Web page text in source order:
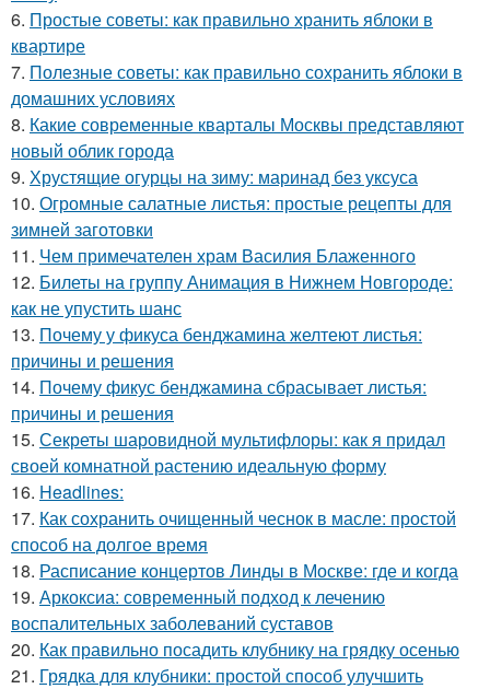
6. Простые советы: как правильно хранить яблоки в
квартире
7. Полезные советы: как правильно сохранить яблоки в
домашних условиях
8. Какие современные кварталы Москвы представляют
новый облик города
9. Хрустящие огурцы на зиму: маринад без уксуса
10. Огромные салатные листья: простые рецепты для
зимней заготовки
11. Чем примечателен храм Василия Блаженного
12. Билеты на группу Анимация в Нижнем Новгороде:
как не упустить шанс
13. Почему у фикуса бенджамина желтеют листья:
причины и решения
14. Почему фикус бенджамина сбрасывает листья:
причины и решения
15. Секреты шаровидной мультифлоры: как я придал
своей комнатной растению идеальную форму
16. Headlines:
17. Как сохранить очищенный чеснок в масле: простой
способ на долгое время
18. Расписание концертов Линды в Москве: где и когда
19. Аркоксиа: современный подход к лечению
воспалительных заболеваний суставов
20. Как правильно посадить клубнику на грядку осенью
21. Грядка для клубники: простой способ улучшить